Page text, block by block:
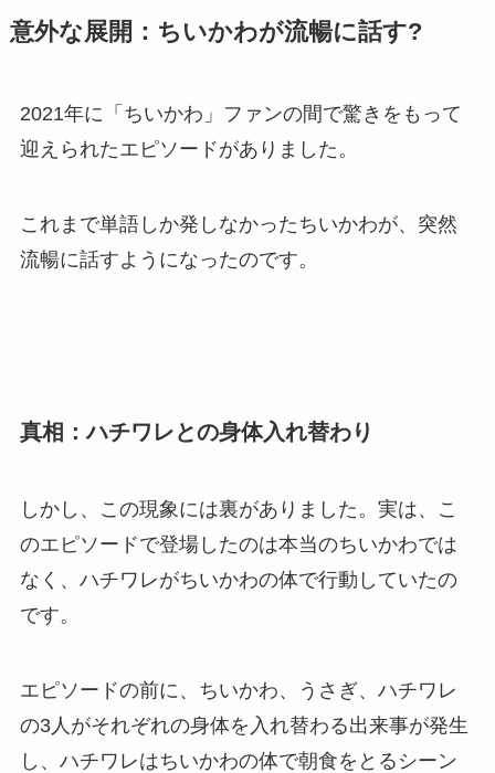
意外な展開：ちいかわが流暢に話す?
2021年に「ちいかわ」ファンの間で驚きをもって
迎えられたエピソードがありました。
これまで単語しか発しなかったちいかわが、突然
流暢に話すようになったのです。
真相：ハチワレとの身体入れ替わり
しかし、この現象には裏がありました。実は、こ
のエピソードで登場したのは本当のちいかわでは
なく、ハチワレがちいかわの体で行動していたの
です。
エピソードの前に、ちいかわ、うさぎ、ハチワレ
の3人がそれぞれの身体を入れ替わる出来事が発生
し、ハチワレはちいかわの体で朝食をとるシーン